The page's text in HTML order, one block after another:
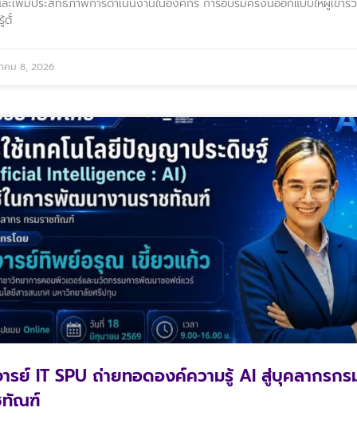
ะเพิ่มประสิทธิภาพการดำเนินงานในองค์กร การอบรมครั้งนี้ออกแบบให้ผู้เข้าร่
ตั้
คม 8, 2026
ารย์ IT SPU ถ่ายทอดองค์ความรู้ AI สู่บุคลากรกร
ทัณฑ์